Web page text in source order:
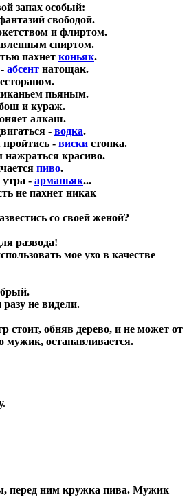
запах особый:
свободой.
и флиртом.
спиртом.
пахнет коньяк.
абсент натощак.
пьяным.
и кураж.
алкаш.
- водка.
- виски стопка.
нажраться красиво.
пиво.
- арманьяк...
не пахнет никак
со своей женой?
развода!
мое ухо в качестве
не видели.
стоит, обняв дерево, и не может от
мужик, останавливается.
перед ним кружка пива. Мужик